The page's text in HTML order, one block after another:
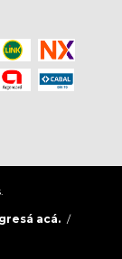
acá. /